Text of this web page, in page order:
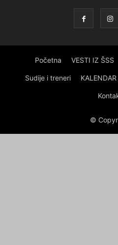
Početna VESTI IZ ŠSS
Sudije i treneri KALENDAR
©